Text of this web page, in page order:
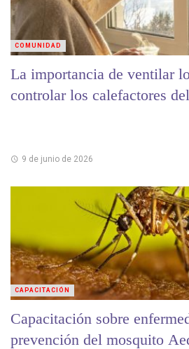
La importancia de ventilar
controlar los calefactores
9 de junio de 2026
COMUNIDAD
Capacitación sobre
prevención del mosquito
CAPACITACIÓN